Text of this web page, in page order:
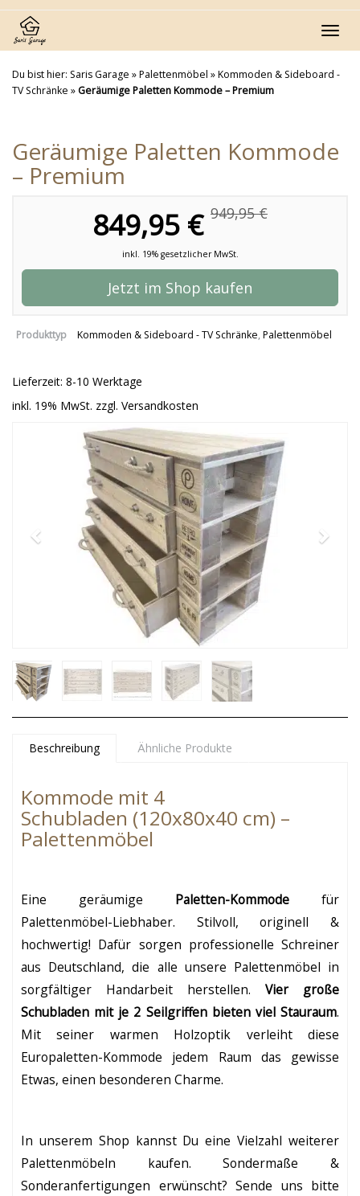
Skip
main
content
Du bist hier: Saris Garage »Palettenmöbel »Kommoden & Sideboard -
TV Schränke » Geräumige Paletten Kommode – Premium
Geräumige Paletten Kommode
– Premium
849,95 € 949,95 €
inkl. 19% gesetzlicher MwSt.
Jetzt im Shop kaufen
Produkttyp Kommoden & Sideboard - TV Schränke, Palettenmöbel
Lieferzeit: 8-10 Werktage
inkl. 19% MwSt. zzgl. Versandkosten
Beschreibung Ähnliche Produkte
Kommode mit 4
Schubladen (120x80x40 cm) –
Palettenmöbel
Eine geräumige Paletten-Kommode für
Palettenmöbel-Liebhaber. Stilvoll, originell &
hochwertig! Dafür sorgen professionelle Schreiner
aus Deutschland, die alle unsere Palettenmöbel in
sorgfältiger Handarbeit herstellen. Vier große
Schubladen mit je 2 Seilgriffen bieten viel Stauraum.
Mit seiner warmen Holzoptik verleiht diese
Europaletten-Kommode jedem Raum das gewisse
Etwas, einen besonderen Charme.
In unserem Shop kannst Du eine Vielzahl weiterer
Palettenmöbeln kaufen. Sondermaße &
Sonderanfertigungen erwünscht? Sende uns bitte